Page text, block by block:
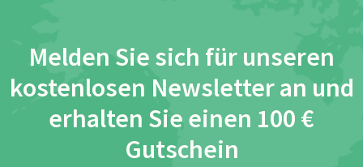
Melden Sie sich für unseren
kostenlosen Newsletter an und
erhalten Sie einen 100 €
Gutschein